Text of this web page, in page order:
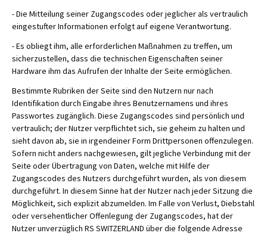
- Die Mitteilung seiner Zugangscodes oder jeglicher als vertraulich
eingestufter Informationen erfolgt auf eigene Verantwortung.
- Es obliegt ihm, alle erforderlichen Maßnahmen zu treffen, um
sicherzustellen, dass die technischen Eigenschaften seiner
Hardware ihm das Aufrufen der Inhalte der Seite ermöglichen.
Bestimmte Rubriken der Seite sind den Nutzern nur nach
Identifikation durch Eingabe ihres Benutzernamens und ihres
Passwortes zugänglich. Diese Zugangscodes sind persönlich und
vertraulich; der Nutzer verpflichtet sich, sie geheim zu halten und
sieht davon ab, sie in irgendeiner Form Drittpersonen offenzulegen.
Sofern nicht anders nachgewiesen, gilt jegliche Verbindung mit der
Seite oder Übertragung von Daten, welche mit Hilfe der
Zugangscodes des Nutzers durchgeführt wurden, als von diesem
durchgeführt. In diesem Sinne hat der Nutzer nach jeder Sitzung die
Möglichkeit, sich explizit abzumelden. Im Falle von Verlust, Diebstahl
oder versehentlicher Offenlegung der Zugangscodes, hat der
Nutzer unverzüglich RS SWITZERLAND über die folgende Adresse